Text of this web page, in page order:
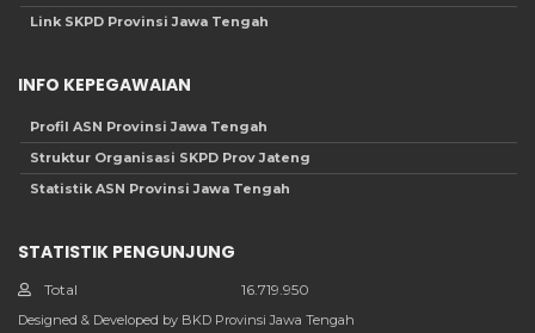
Link SKPD Provinsi Jawa Tengah
INFO KEPEGAWAIAN
Profil ASN Provinsi Jawa Tengah
Struktur Organisasi SKPD Prov Jateng
Statistik ASN Provinsi Jawa Tengah
STATISTIK PENGUNJUNG
Total 16.719.950
Designed & Developed by BKD Provinsi Jawa Tengah